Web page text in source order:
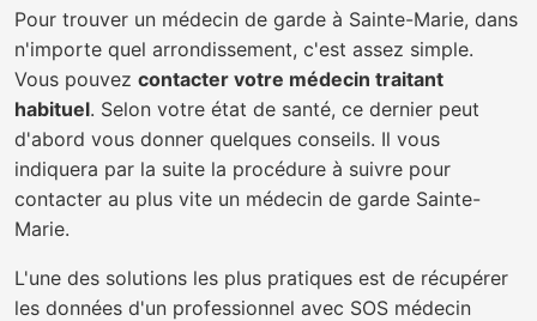
Pour trouver un médecin de garde à Sainte-Marie, dans
n'importe quel arrondissement, c'est assez simple.
Vous pouvez contacter votre médecin traitant
habituel. Selon votre état de santé, ce dernier peut
d'abord vous donner quelques conseils. Il vous
indiquera par la suite la procédure à suivre pour
contacter au plus vite un médecin de garde Sainte-
Marie.
L'une des solutions les plus pratiques est de récupérer
les données d'un professionnel avec SOS médecin